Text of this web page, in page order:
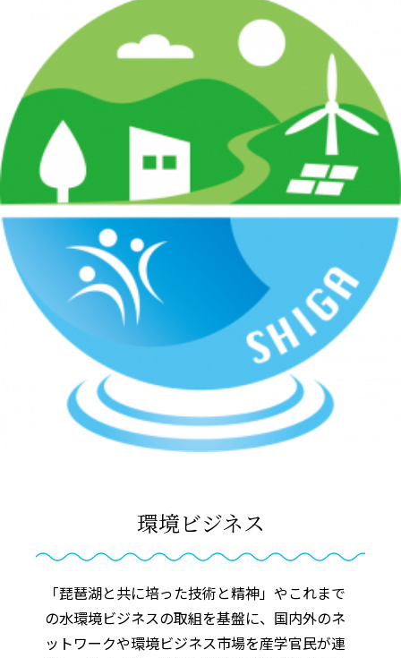
環境ビジネス
「琵琶湖と共に培った技術と精神」やこれまで
の水環境ビジネスの取組を基盤に、国内外のネ
ットワークや環境ビジネス市場を産学官民が連